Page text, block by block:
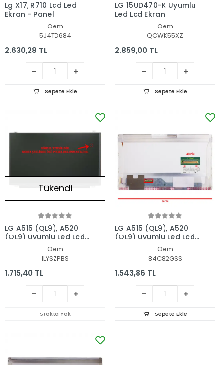
Lg X17, R710 Lcd Led
Ekran - Panel
Oem
5J4TD684
2.630,28 TL
Sepete Ekle
LG 15UD470-K Uyumlu
Led Lcd Ekran
Oem
QCWK55XZ
2.859,00 TL
Sepete Ekle
Tükendi
LG A515 (QL9), A520
(QL9) Uyumlu Led Lcd
Oem
ILYSZPBS
1.715,40 TL
Stokta Yok
LG A515 (QL9), A520
(QL9) Uyumlu Led Lcd
Oem
84C82GSS
1.543,86 TL
Sepete Ekle